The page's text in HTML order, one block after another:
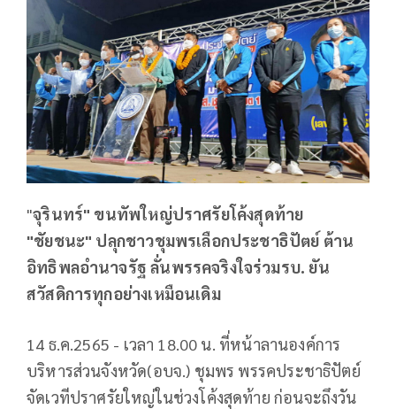
"จุรินทร์" ขนทัพใหญ่ปราศรัยโค้งสุดท้าย
"ชัยชนะ" ปลุกชาวชุมพรเลือกประชาธิปัตย์ ต้าน
อิทธิพลอำนาจรัฐ ลั่นพรรคจริงใจร่วมรบ. ยัน
สวัสดิการทุกอย่างเหมือนเดิม
14 ธ.ค.2565 - เวลา 18.00 น. ที่หน้าลานองค์การ
บริหารส่วนจังหวัด(อบจ.) ชุมพร พรรคประชาธิปัตย์
จัดเวทีปราศรัยใหญ่ในช่วงโค้งสุดท้าย ก่อนจะถึงวัน